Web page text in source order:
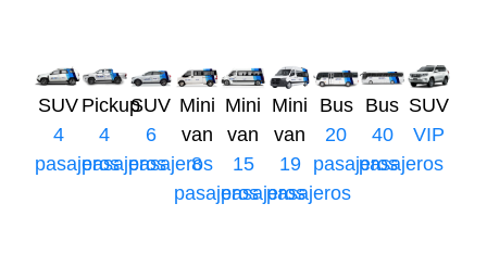
SUV
4
pasajeros
Pickup
4
pasajeros
SUV
6
pasajeros
Mini
van
8
pasajeros
Mini
van
15
pasajeros
Mini
van
19
pasajeros
Bus
20
pasajeros
Bus
40
pasajeros
SUV
VIP